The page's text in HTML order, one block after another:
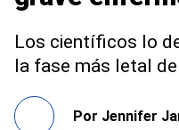
Los científicos lo
la fase más letal
Por Jennifer